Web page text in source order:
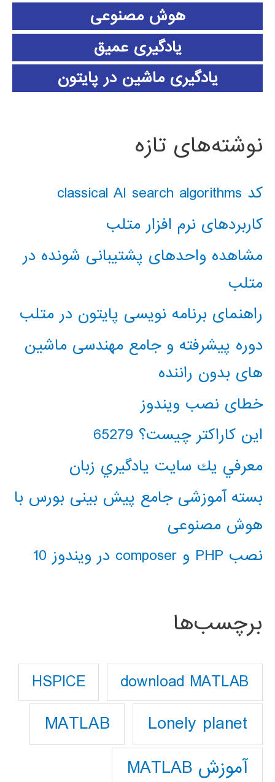
هوش مصنوعی
یادگیری عمیق
یادگیری ماشین در پایتون
نوشته‌های تازه
کد classical AI search algorithms
کاربردهای نرم افزار متلب
مشاهده واحدهای پشتیبانی شونده در
متلب
راهنمای برنامه نویسی پایتون در متلب
دوره پیشرفته و جامع مهندسی ماشین
های بدون راننده
خطای نصب ویندوز
این کاراکتر چیست؟ 65279
معرفي يك سايت يادگيري زبان
بسته آموزشی جامع پیش بینی بورس با
هوش مصنوعی
نصب PHP و composer در ویندوز 10
برچسب‌ها
download MATLAB
HSPICE
Lonely planet
MATLAB
آموزش MATLAB